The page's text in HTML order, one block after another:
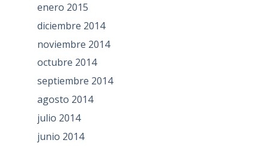
enero 2015
diciembre 2014
noviembre 2014
octubre 2014
septiembre 2014
agosto 2014
julio 2014
junio 2014